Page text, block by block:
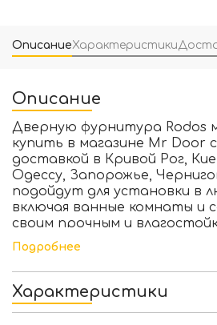
ОписаниеХарактеристики
Описание
Дверную фурнитура Rodos
купить в магазине Mr Door
доставкой в Кривой Рог,
Одессу, Запорожье,
подойдут для установки в
включая ванные комнаты и
своим прочным и
Подробнее
Характеристики